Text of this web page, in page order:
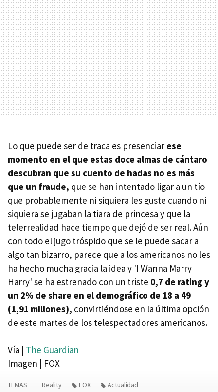
Lo que puede ser de traca es presenciar ese
momento en el que estas doce almas de cántaro
descubran que su cuento de hadas no es más
que un fraude, que se han intentado ligar a un tío
que probablemente ni siquiera les guste cuando ni
siquiera se jugaban la tiara de princesa y que la
telerrealidad hace tiempo que dejó de ser real. Aún
con todo el jugo tróspido que se le puede sacar a
algo tan bizarro, parece que a los americanos no les
ha hecho mucha gracia la idea y 'I Wanna Marry
Harry' se ha estrenado con un triste 0,7 de rating y
un 2% de share en el demográfico de 18 a 49
(1,91 millones), convirtiéndose en la última opción
de este martes de los telespectadores americanos.
Vía | The Guardian
Imagen | FOX
TEMAS Reality FOX Actualidad